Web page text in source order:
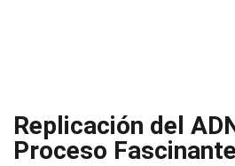
Replicación del
Proceso Fascinante